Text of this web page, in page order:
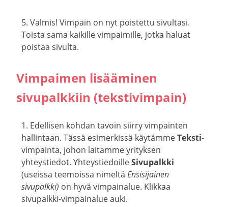
5. Valmis! Vimpain on nyt poistettu sivultasi.
Toista sama kaikille vimpaimille, jotka haluat
poistaa sivulta.
Vimpaimen lisääminen
sivupalkkiin (tekstivimpain)
1. Edellisen kohdan tavoin siirry vimpainten
hallintaan. Tässä esimerkissä käytämmeTeksti-
vimpainta, johon laitamme yrityksen
yhteystiedot. YhteystiedoilleSivupalkki
(useissa teemoissa nimeltäEnsisijainen
sivupalkki) on hyvä vimpainalue. Klikkaa
sivupalkki-vimpainalue auki.